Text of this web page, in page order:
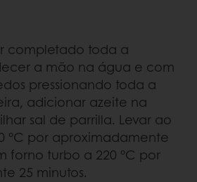
completado toda a
a mão na água e com
pressionando toda a
adicionar azeite na
sal de parrilla. Levar ao
°C por aproximadamente
forno turbo a 220 °C por
25 minutos.